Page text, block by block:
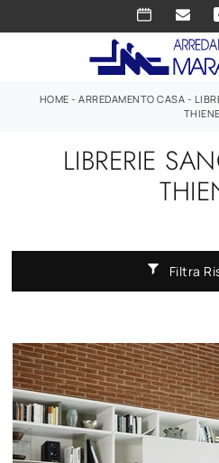
HOME - ARREDAMENTO CASA -
THIENE
LIBRERIE
Filtra